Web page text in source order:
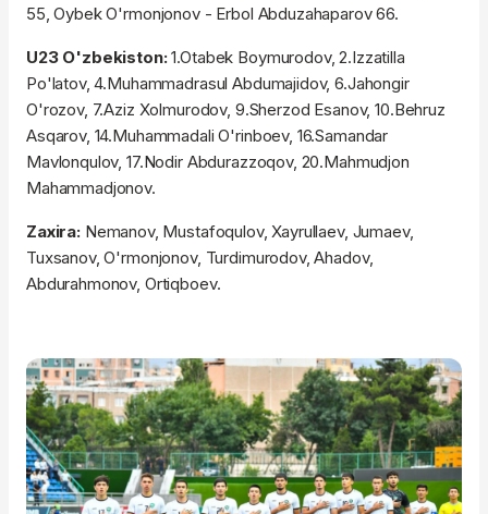
55, Oybek O'rmonjonov - Erbol Abduzahaparov 66.
U23 O'zbekiston:1.Otabek Boymurodov, 2.Izzatilla
Po'latov, 4.Muhammadrasul Abdumajidov, 6.Jahongir
O'rozov, 7.Aziz Xolmurodov, 9.Sherzod Esanov, 10.Behruz
Asqarov, 14.Muhammadali O'rinboev, 16.Samandar
Mavlonqulov, 17.Nodir Abdurazzoqov, 20.Mahmudjon
Mahammadjonov.
Zaxira:Nemanov, Mustafoqulov, Xayrullaev, Jumaev,
Tuxsanov, O'rmonjonov, Turdimurodov, Ahadov,
Abdurahmonov, Ortiqboev.